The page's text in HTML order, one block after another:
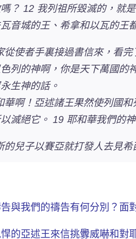
？ 12 我列祖所毀滅的，就
音城的王、希拿和以瓦的王
從使者手裏接過書信來，看
列的神啊，你是天下萬國的
生神的話。
華啊！亞述諸王果然使列國
滅絕它。 19 耶和華我們的
的兒子以賽亞就打發人去見
與我們的禱告有何分別？面
的亞述王來信挑釁威嚇和對